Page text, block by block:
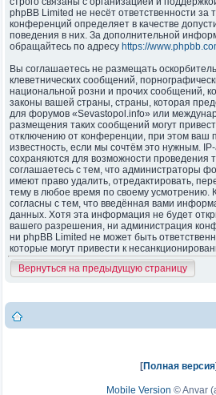
phpBB Limited не несёт ответственности за
конференций определяет в качестве
поведения в них. За дополнительной
обращайтесь по адресу https://
Вы соглашаетесь не размещать
клеветнических сообщений,
национальной розни и прочих сообщений,
законы вашей страны, страны, которая
для форумов «Sevastopol.info» или
размещения таких сообщений могут
отключению от конференции, при этом ваш
известность, если мы сочтём это нужным.
сохраняются для возможности проведения
соглашаетесь с тем, что администраторы
имеют право удалить, отредактировать,
тему в любое время по своему усмотрению.
согласны с тем, что введённая вами
данных. Хотя эта информация не будет
вашего разрешения, ни администрация
ни phpBB Limited не может быть
которые могут привести к
Вернуться на предыдущую страницу
[Полная версия]
Mobile Version ©Anvar